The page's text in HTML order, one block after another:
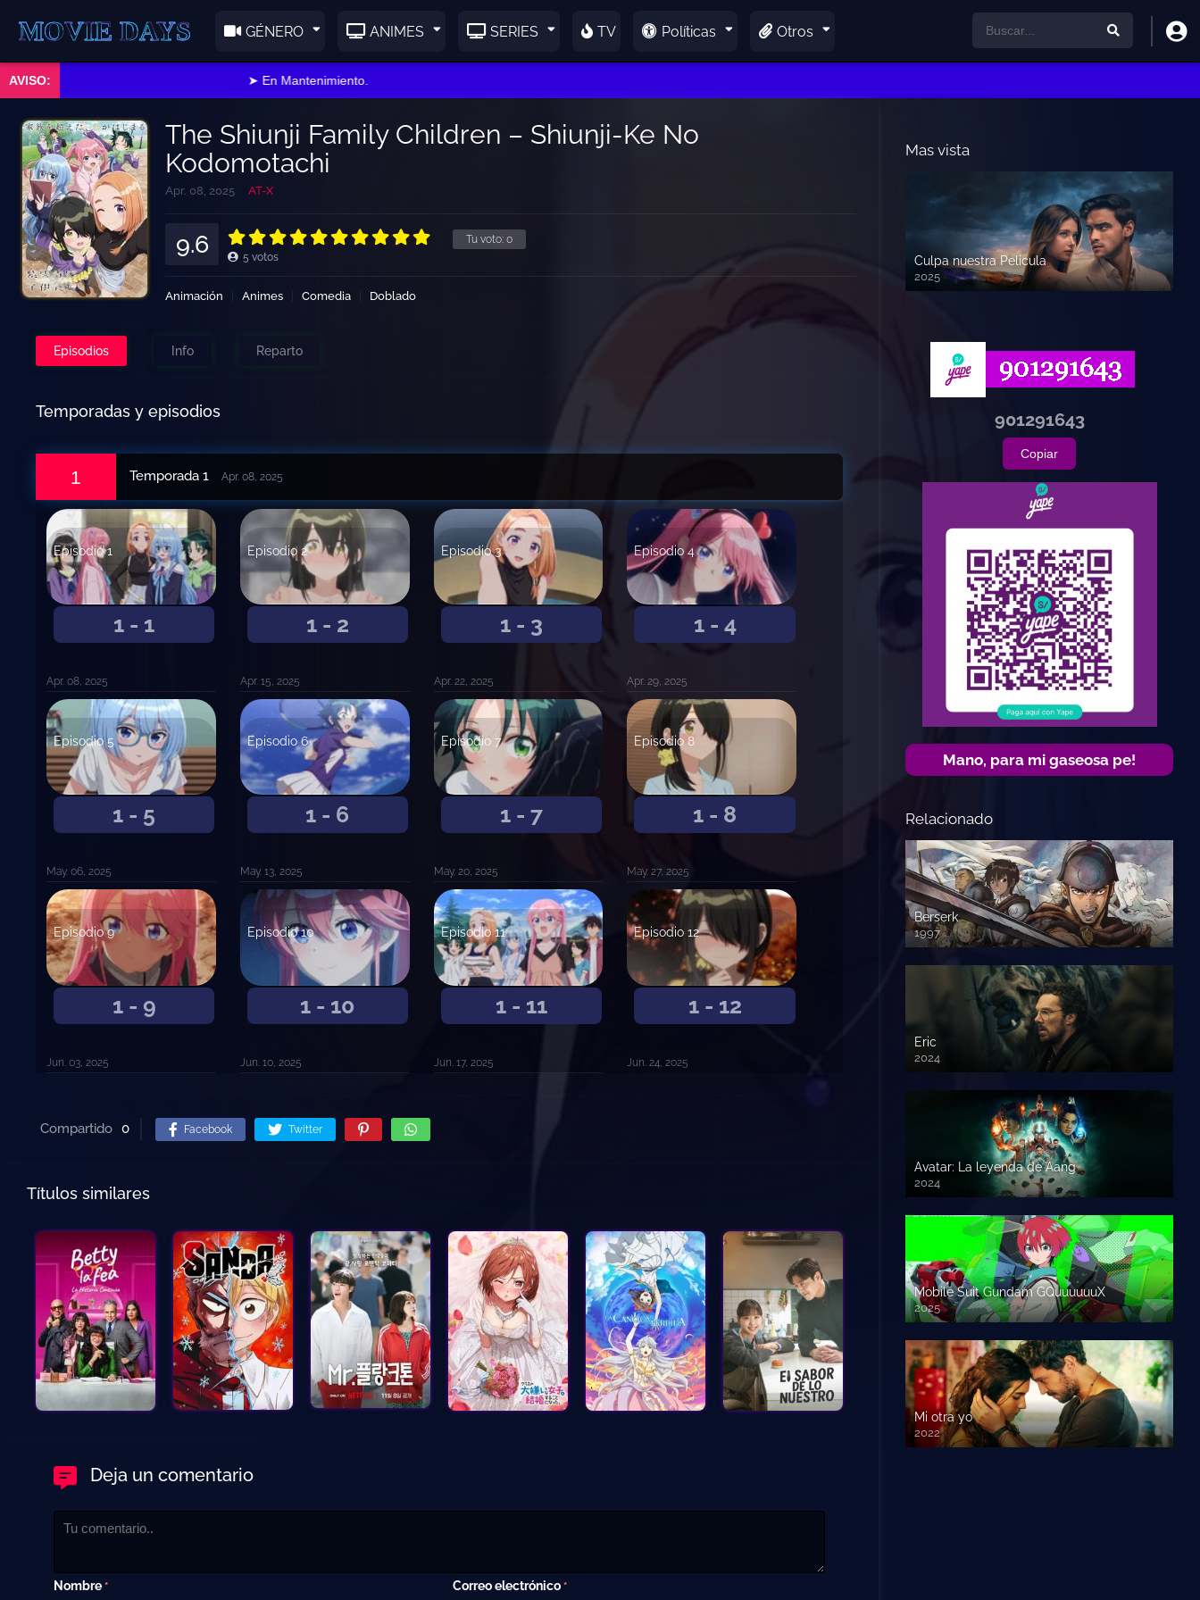
DAYS GÉNERO ANIMES SERIES TV Políticas Otros
➤ En Mantenimiento.
The Shiunji Family Children – Shiunji-Ke No
Kodomotachi
Apr. 08, 2025 AT-X
Tu voto: 0
9.6 5 votos
Animación Animes Comedia Doblado
Episodios Info Reparto
Temporadas y episodios
1 Temporada 1 Apr. 08, 2025
1 - 1
Episodio 1
Apr. 08, 2025
1 - 2
Episodio 2
Apr. 15, 2025
1 - 3
Episodio 3
Apr. 22, 2025
1 - 4
Episodio 4
Apr. 29, 2025
1 - 5
Episodio 5
May. 06, 2025
1 - 6
Episodio 6
May. 13, 2025
1 - 7
Episodio 7
May. 20, 2025
1 - 8
Episodio 8
May. 27, 2025
1 - 9
Episodio 9
Jun. 03, 2025
1 - 10
Episodio 10
Jun. 10, 2025
1 - 11
Episodio 11
Jun. 17, 2025
1 - 12
Episodio 12
Jun. 24, 2025
Compartido 0 Facebook Twitter
Títulos similares
Deja un comentario
Nombre * Correo electrónico *
Mas vista
Culpa nuestra Pelicula
2025
720p HD
901291643
Copiar
Mano, para mi gaseosa pe!
Relacionado
Berserk
1997
Eric
2024
Avatar: La leyenda de Aang
2024
Mobile Suit Gundam GQuuuuuuX
2025
Mi otra yo
2022